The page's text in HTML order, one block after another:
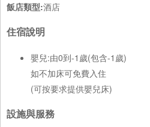
飯店類型:酒店
住宿說明
嬰兒:由0到-1歲(包含-1歲)
如不加床可免費入住
(可按要求提供嬰兒床)
設施與服務